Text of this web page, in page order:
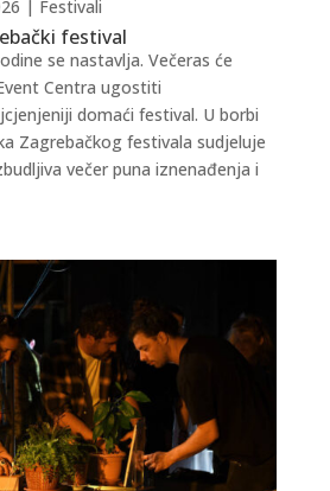
festival
| Festivali
se nastavlja. Večeras će
Centra ugostiti
domaći festival. U borbi
Zagrebačkog festivala sudjeluje
večer puna iznenađenja i